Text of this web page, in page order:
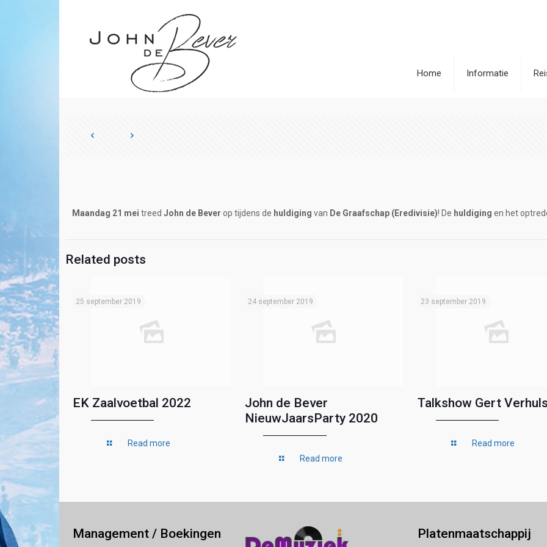
Home Informatie
Maandag 21 meitreedJohn de Bever op tijdens de huldiging van De Graafschap (Eredivisie)! De huldiging en het
Related posts
25 september 2019
EK Zaalvoetbal 2022
Read more
24 september 2019
John de Bever
NieuwJaarsParty 2020
Read more
23 september 2019
Talkshow Gert
Read more
Management / Boekingen Platenmaatschappij